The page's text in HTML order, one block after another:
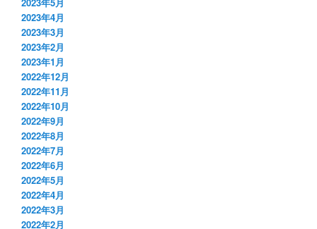
2023年5月
2023年4月
2023年3月
2023年2月
2023年1月
2022年12月
2022年11月
2022年10月
2022年9月
2022年8月
2022年7月
2022年6月
2022年5月
2022年4月
2022年3月
2022年2月